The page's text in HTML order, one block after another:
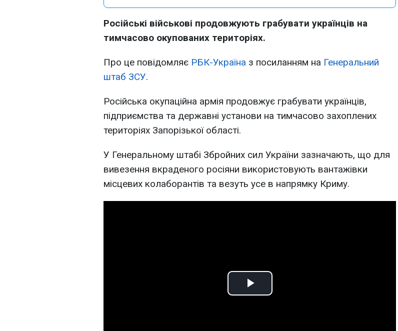
Російські військові продовжують грабувати українців на
тимчасово окупованих територіях.
Про це повідомляє РБК-Україна з посиланням на Генеральний
штаб ЗСУ.
Російська окупаційна армія продовжує грабувати українців,
підприємства та державні установи на тимчасово захоплених
територіях Запорізької області.
У Генеральному штабі Збройних сил України зазначають, що для
вивезення вкраденого росіяни використовують вантажівки
місцевих колаборантів та везуть усе в напрямку Криму.
Play